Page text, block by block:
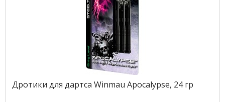
Дротики для дартса Winmau Apocalypse, 24 гр